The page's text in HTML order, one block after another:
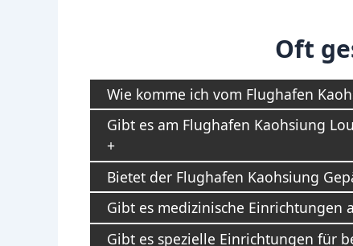
Oft
Wie komme ich vom Flughafen
Gibt es am Flughafen Kaohsiung
Bietet der Flughafen Kaohsiung
Gibt es medizinische Einrichtungen
Gibt es spezielle Einrichtungen für